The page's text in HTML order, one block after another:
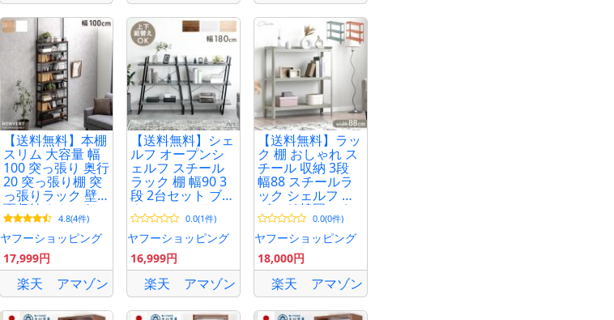
【送料無料】本棚
スリム 大容量 幅
100 突っ張り 奥行
20 突っ張り棚 突
っ張りラック 壁
面収納 おしゃれ
突っ張り本棚 ラ
ック 収納 収納棚
ウォールラック
賃貸
4.8(4件)
ヤフーショッピング
17,999円
楽天 アマゾン
【送料無料】シェ
ルフ オープンシ
ェルフ スチール
ラック 棚 幅90 3
段 2台セット ブッ
クシェルフ オー
プンラック ディ
スプレイラック
本棚
0.0(1件)
ヤフーショッピング
16,999円
楽天 アマゾン
【送料無料】ラッ
ク 棚 おしゃれ ス
チール 収納 3段
幅88 スチールラ
ック シェルフ リ
ビング 韓国 かわ
いい 白 スリム
0.0(0件)
ヤフーショッピング
18,000円
楽天 アマゾン